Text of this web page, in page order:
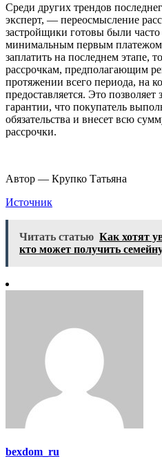
Среди других трендов
эксперт, — переосмысление
застройщики готовы были часто
минимальным первым
заплатить на последнем этапе,
рассрочкам, предполагающим
протяжении всего периода, на
предоставляется. Это
гарантии, что покупатель
обязательства и внесет всю
рассрочки.
Автор — Крупко Татьяна
Источник
Читать статью Как хотят
кто может получить
bexdom_ru